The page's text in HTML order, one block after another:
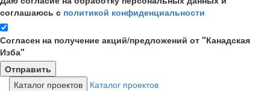
соглашаюсь с политикой конфиденциальности
Согласен на получение акций/предложений от "Канадская
Изба"
Каталог проектов
Каталог проектов